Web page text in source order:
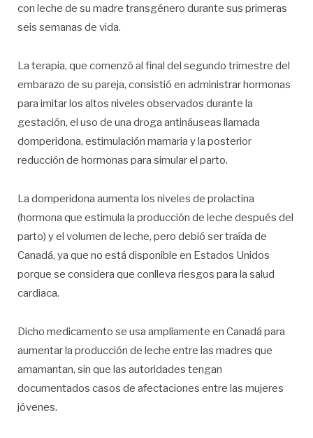
con leche de su madre transgénero durante sus primeras
seis semanas de vida.
La terapia, que comenzó al final del segundo trimestre del
embarazo de su pareja, consistió en administrar hormonas
para imitar los altos niveles observados durante la
gestación, el uso de una droga antináuseas llamada
domperidona, estimulación mamaria y la posterior
reducción de hormonas para simular el parto.
La domperidona aumenta los niveles de prolactina
(hormona que estimula la producción de leche después del
parto) y el volumen de leche, pero debió ser traída de
Canadá, ya que no está disponible en Estados Unidos
porque se considera que conlleva riesgos para la salud
cardiaca.
Dicho medicamento se usa ampliamente en Canadá para
aumentar la producción de leche entre las madres que
amamantan, sin que las autoridades tengan
documentados casos de afectaciones entre las mujeres
jóvenes.